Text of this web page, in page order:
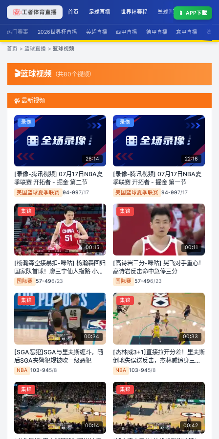
首页 足球直播 世界杯赛程 篮球直播 联赛积分
📱 APP下载
热门赛事 2026世界杯直播 英超直播 西甲直播 德甲直播 意甲直播 法甲
首页 > 篮球直播 > 篮球视频
🎬篮球视频 （共80个视频）
📹 最新视频
26:14
录像
[录像-腾讯视频] 07月17日NBA夏
季联赛 开拓者 - 掘金 第二节
美国篮球夏季联赛 94-997/17
22:16
录像
[录像-腾讯视频] 07月17日NBA夏
季联赛 开拓者 - 掘金 第一节
美国篮球夏季联赛 94-997/17
00:15
集锦
[杨瀚森空接暴扣-咪咕] 杨瀚森回归
国家队首球！廖三宁仙人指路 小杨
霸王举鼎大力重扣
国际赛 57-496/23
00:11
集锦
[高诗岩三分-咪咕] 晃飞对手重心！
高诗岩反击命中急停三分
国际赛 57-496/23
00:34
集锦
[SGA恶犯]SGA与里夫斯缠斗，随
后SGA夹臂犯规被吹一级恶犯
NBA 103-945/8
00:33
集锦
[杰林威3+1]直接拉开分差！里夫斯
倒地失误送反击，杰林威追身三分
命中还造加罚
NBA 103-945/8
00:14
集锦
00:42
集锦